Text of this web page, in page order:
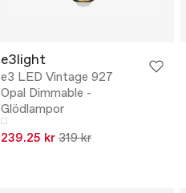
e3light
e3 LED Vintage 927
Opal Dimmable -
Glödlampor
239.25 kr 319 kr